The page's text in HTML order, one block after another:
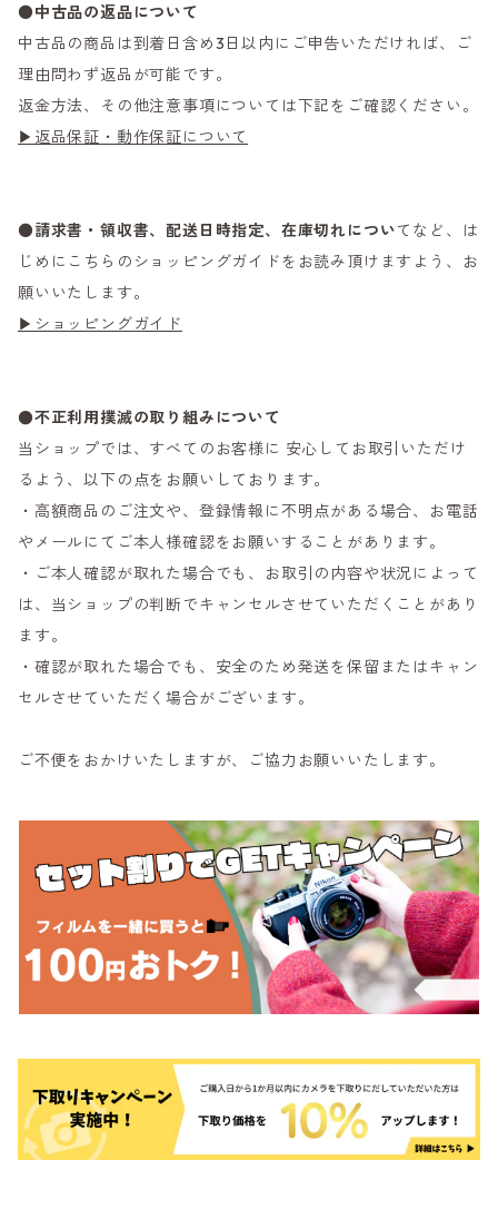
●中古品の返品について
中古品の商品は到着日含め3日以内にご申告いただければ、ご
理由問わず返品が可能です。
返金方法、その他注意事項については下記をご確認ください。
▶返品保証・動作保証について
●請求書・領収書、配送日時指定、在庫切れについてなど、は
じめにこちらのショッピングガイドをお読み頂けますよう、お
願いいたします。
▶ショッピングガイド
●不正利用撲滅の取り組みについて
当ショップでは、すべてのお客様に 安心してお取引いただけ
るよう、以下の点をお願いしております。
・高額商品のご注文や、登録情報に不明点がある場合、お電話
やメールにてご本人様確認をお願いすることがあります。
・ご本人確認が取れた場合でも、お取引の内容や状況によって
は、当ショップの判断でキャンセルさせていただくことがあり
ます。
・確認が取れた場合でも、安全のため発送を保留またはキャン
セルさせていただく場合がございます。
ご不便をおかけいたしますが、ご協力お願いいたします。